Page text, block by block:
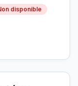
disponible